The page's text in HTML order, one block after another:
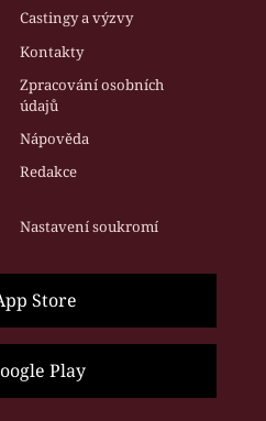
Castingy a výzvy
Kontakty
Zpracování osobních
údajů
Nápověda
Redakce
Nastavení soukromí
Store
Play